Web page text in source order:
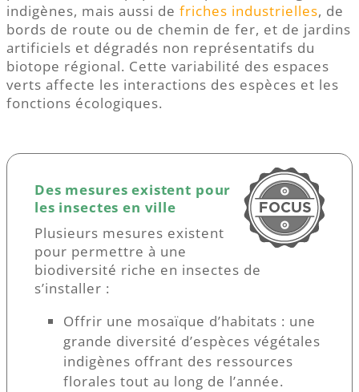
indigènes, mais aussi de friches industrielles, de
bords de route ou de chemin de fer, et de jardins
artificiels et dégradés non représentatifs du
biotope régional. Cette variabilité des espaces
verts affecte les interactions des espèces et les
fonctions écologiques.
Des mesures existent pour
les insectes en ville
Plusieurs mesures existent
pour permettre à une
biodiversité riche en insectes de
s’installer :
Offrir une mosaïque d’habitats : une
grande diversité d’espèces végétales
indigènes offrant des ressources
florales tout au long de l’année.